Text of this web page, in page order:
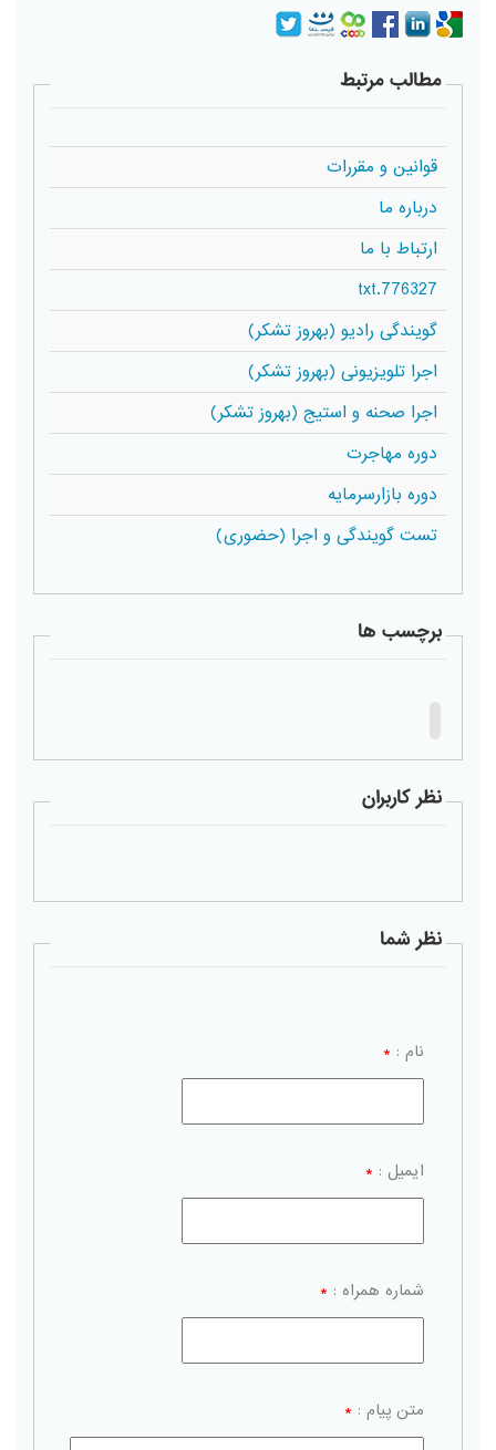
مطالب مرتبط
قوانین و مقررات
درباره ما
ارتباط با ما
776327.txt
گویندگی رادیو (بهروز تشکر)
اجرا تلویزیونی (بهروز تشکر)
اجرا صحنه و استیج (بهروز تشکر)
دوره مهاجرت
دوره بازارسرمایه
تست گویندگی و اجرا (حضوری)
برچسب ها
نظر کاربران
نظر شما
نام : *
ایمیل : *
شماره همراه : *
متن پیام : *